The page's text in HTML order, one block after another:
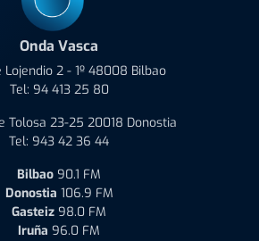
Onda Vasca
Lojendio 2 - 1º 48008 Bilbao
Tel: 94 413 25 80
Tolosa 23-25 20018 Donostia
Tel: 943 42 36 44
Bilbao 90.1 FM
Donostia 106.9 FM
Gasteiz 98.0 FM
Iruña 96.0 FM